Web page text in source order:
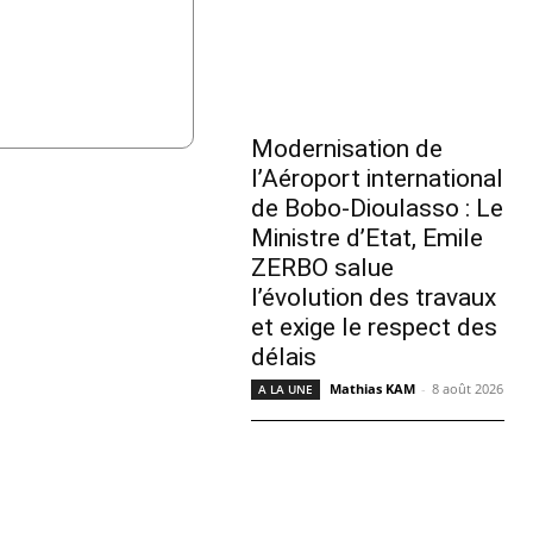
Modernisation de
l’Aéroport international
de Bobo-Dioulasso : Le
Ministre d’Etat, Emile
ZERBO salue
l’évolution des travaux
et exige le respect des
délais
A LA UNE Mathias KAM - 8 août 2026